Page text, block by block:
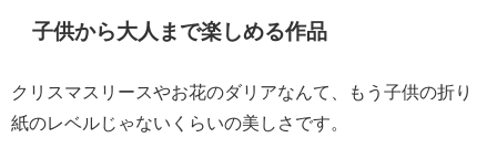
子供から大人まで楽しめる作品
クリスマスリースやお花のダリアなんて、もう子供の折り
紙のレベルじゃないくらいの美しさです。